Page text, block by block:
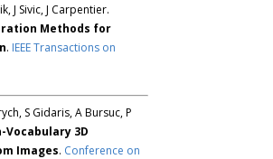
J Sivic, J Carpentier.
Methods for
. IEEE Transactions on
S Gidaris, A Bursuc, P
Vocabulary 3D
Images. Conference on